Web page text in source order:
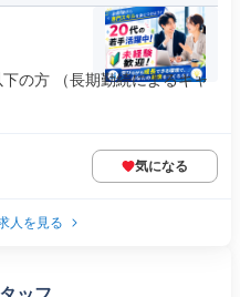
の方 （長期勤続によるキャ
気になる
人を見る